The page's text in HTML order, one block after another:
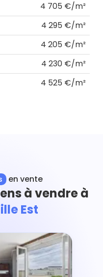
4 705 €/m²
4 295 €/m²
4 205 €/m²
4 230 €/m²
4 525 €/m²
en vente
à vendre à
Est